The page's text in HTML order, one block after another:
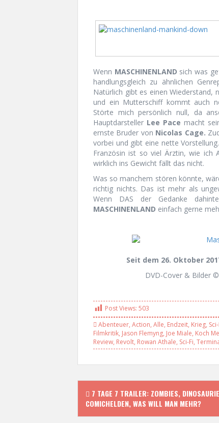
Wenn MASCHINENLAND sich was
handlungsgleich zu ähnlichen
Natürlich gibt es einen Wiederstand,
und ein Mutterschiff kommt auch
Störte mich persönlich null, da
Hauptdarsteller Lee Pace macht
ernste Bruder von Nicolas Cage.
vorbei und gibt eine nette
Französin ist so viel Ärztin, wie ich
wirklich ins Gewicht fällt das nicht.
Was so manchem stören könnte,
richtig nichts. Das ist mehr als
Wenn DAS der Gedanke
MASCHINENLAND einfach gerne
Seit dem 26. Oktober
DVD-Cover & Bilder
Post Views: 503
Abenteuer, Action, Alle, Endzeit, Krieg,
Filmkritik, Jason Flemyng, Joe Miale, Koch
Review, Revolt, Rowan Athale, Sci-Fi,
P 7 TAGE 7 TRAILER: ZOMBIES,
COMICHELDEN, WAS WILL MAN MEHR?